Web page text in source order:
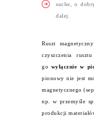
suche, o
dalej.
Ruszt
czyszczenia
go wyłącznie w
pionowy nie jest
magnetycznego
np. w przemyśle
produkcji